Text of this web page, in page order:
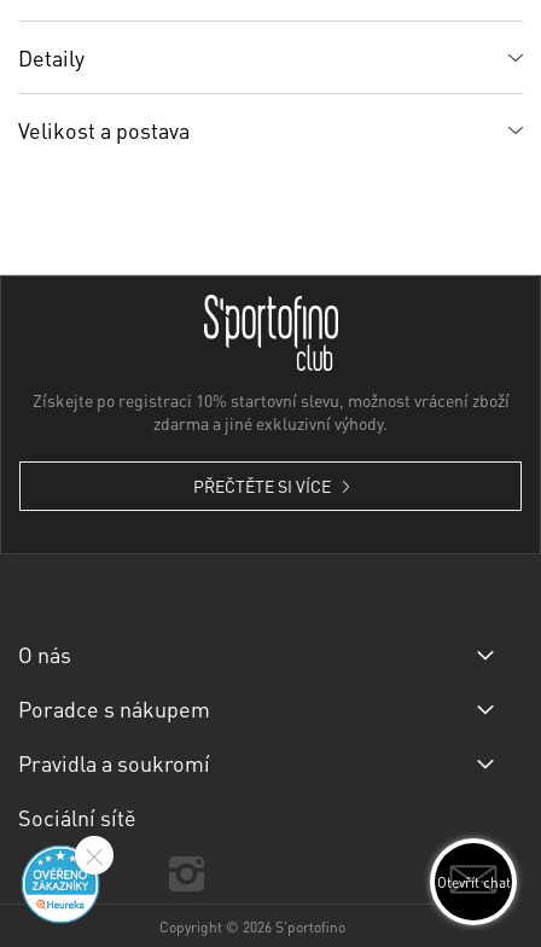
Detaily
Velikost a postava
Získejte po registraci 10% startovní slevu, možnost vrácení zboží
zdarma a jiné exkluzivní výhody.
PŘEČTĚTE SI VÍCE
O nás
Poradce s nákupem
Pravidla a soukromí
Sociální sítě
Copyright © 2026 S'portofino
Otevřít chat